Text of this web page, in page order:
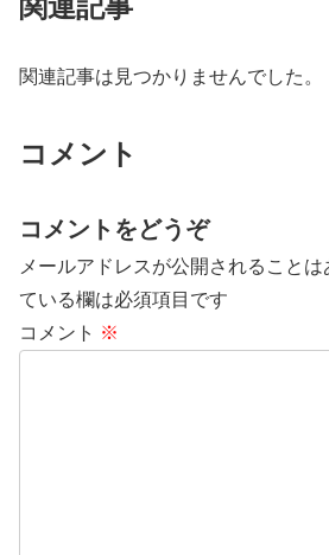
関連記事は見つかりませんでした。
コメント
コメントをどうぞ
メールアドレスが公開されることは
ている欄は必須項目です
コメント ※